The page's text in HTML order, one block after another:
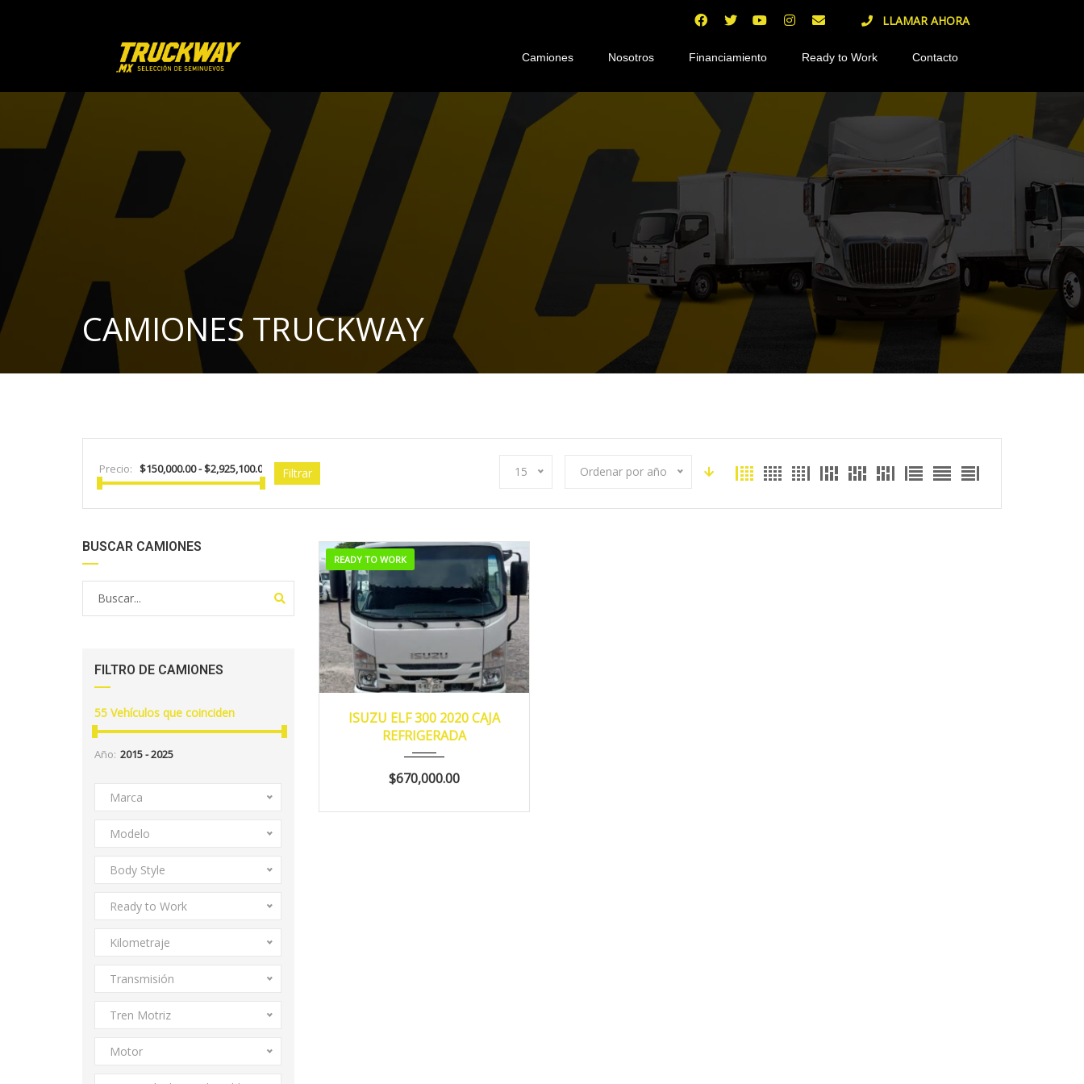
LLAMAR AHORA
Camiones Nosotros Financiamiento Ready to Work Contacto
CAMIONES TRUCKWAY
Precio: Filtrar 15 Ordenar por año
BUSCAR CAMIONES
FILTRO DE CAMIONES
55 Vehículos que coinciden
Año:
Marca
Modelo
Body Style
Ready to Work
Kilometraje
Transmisión
Tren Motriz
Motor
READY TO WORK
2020
MANUA...
125,500 Promedio
ISUZU ELF 300 2020 CAJA
REFRIGERADA
$670,000.00